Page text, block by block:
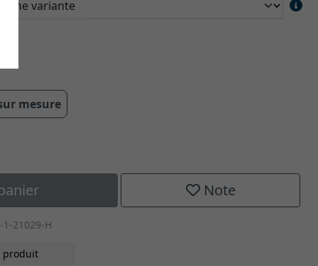
mesure
Note
21029-H
produit